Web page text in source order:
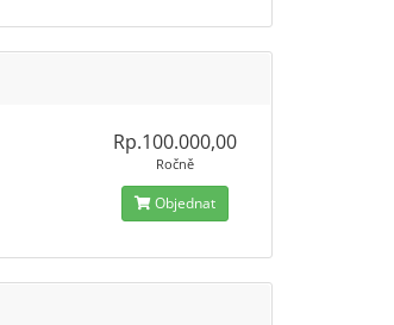
Rp.100.000,00
Ročně
Objednat